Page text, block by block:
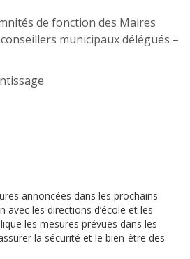
de fonction des Maires
municipaux délégués –
annoncées dans les prochains
avec les directions d’école et les
les mesures prévues dans les
la sécurité et le bien-être des